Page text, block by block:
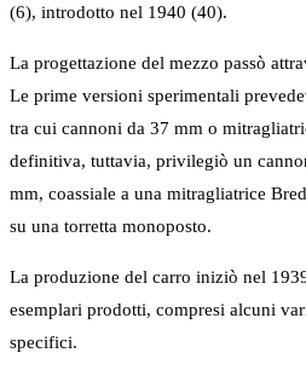
(6), introdotto nel 1940 (40).
La progettazione del mezzo passò
Le prime versioni sperimentali
tra cui cannoni da 37 mm o
definitiva, tuttavia, privilegiò un
mm, coassiale a una mitragliatrice
su una torretta monoposto.
La produzione del carro iniziò nel
esemplari prodotti, compresi alcuni
specifici.